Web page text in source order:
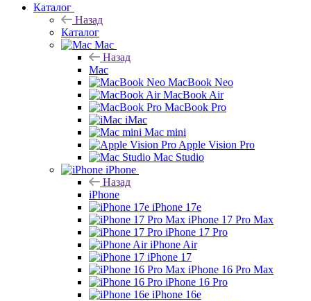
Каталог
Назад
Каталог
Mac
Назад
Mac
MacBook Neo
MacBook Air
MacBook Pro
iMac
Mac mini
Apple Vision Pro
Mac Studio
iPhone
Назад
iPhone
iPhone 17e
iPhone 17 Pro Max
iPhone 17 Pro
iPhone Air
iPhone 17
iPhone 16 Pro Max
iPhone 16 Pro
iPhone 16e